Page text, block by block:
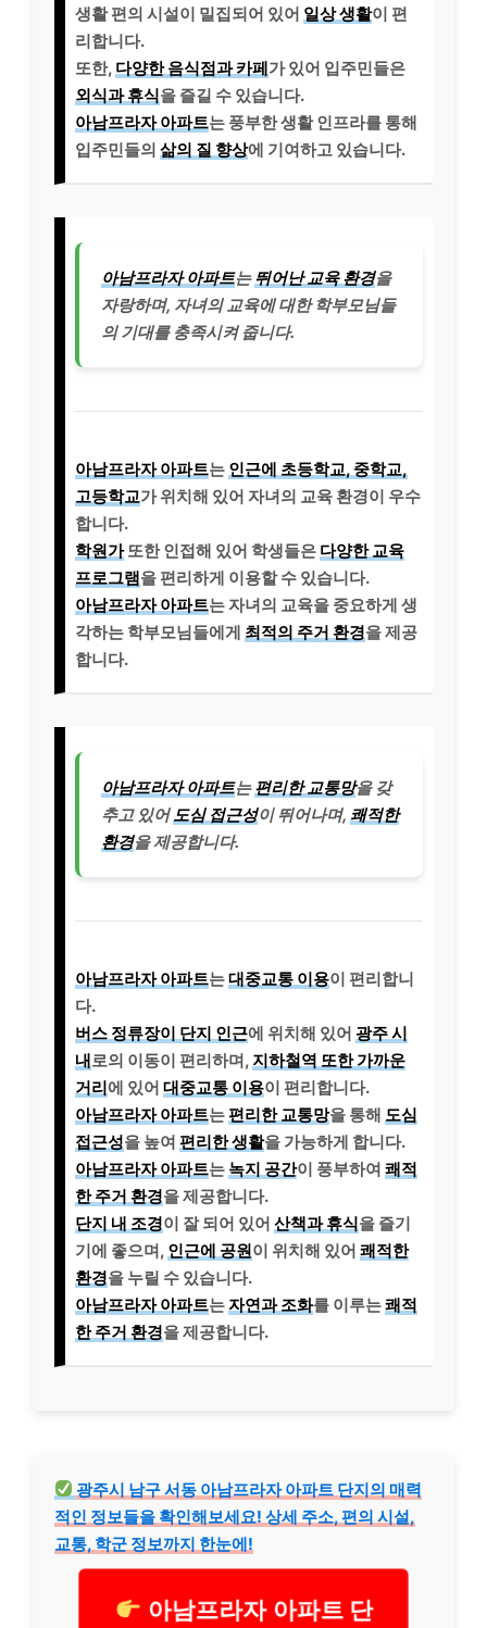
생활 편의 시설이 밀집되어 있어 일상 생활이 편
리합니다.
또한, 다양한 음식점과 카페가 있어 입주민들은
외식과 휴식을 즐길 수 있습니다.
아남프라자 아파트는 풍부한 생활 인프라를 통해
입주민들의 삶의 질 향상에 기여하고 있습니다.
아남프라자 아파트는뛰어난 교육 환경을
자랑하며, 자녀의 교육에 대한 학부모님들
의 기대를 충족시켜 줍니다.
아남프라자 아파트는 인근에 초등학교, 중학교,
고등학교가 위치해 있어 자녀의 교육 환경이 우수
합니다.
학원가또한 인접해 있어 학생들은 다양한 교육
프로그램을 편리하게 이용할 수 있습니다.
아남프라자 아파트는 자녀의 교육을 중요하게 생
각하는 학부모님들에게 최적의 주거 환경을 제공
합니다.
아남프라자 아파트는편리한 교통망을 갖
추고 있어 도심 접근성이 뛰어나며, 쾌적한
환경을 제공합니다.
아남프라자 아파트는대중교통 이용이 편리합니
다.
버스 정류장이 단지 인근에 위치해 있어 광주 시
내로의 이동이 편리하며,지하철역 또한 가까운
거리에 있어 대중교통 이용이 편리합니다.
아남프라자 아파트는편리한 교통망을 통해 도심
접근성을 높여 편리한 생활을 가능하게 합니다.
아남프라자 아파트는 녹지 공간이 풍부하여 쾌적
한 주거 환경을 제공합니다.
단지 내 조경이 잘 되어 있어 산책과 휴식을 즐기
기에 좋으며, 인근에 공원이 위치해 있어 쾌적한
환경을 누릴 수 있습니다.
아남프라자 아파트는자연과 조화를 이루는쾌적
한 주거 환경을 제공합니다.
광주시 남구 서동 아남프라자 아파트 단지의 매력
적인 정보들을 확인해보세요! 상세 주소, 편의 시설,
교통, 학군 정보까지 한눈에!
아남프라자 아파트 단